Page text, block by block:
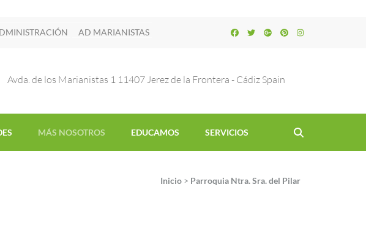
AD MARIANISTAS
Avda. de los Marianistas 1 11407 Jerez de la Frontera - Cádiz Spain
MÁS NOSOTROS EDUCAMOS SERVICIOS
Inicio > Parroquia Ntra. Sra. del Pilar